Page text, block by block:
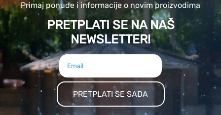
Primaj ponude i informacije o novim proizvodima
PRETPLATI SE NA NAŠ
NEWSLETTER!
PRETPLATI SE SADA